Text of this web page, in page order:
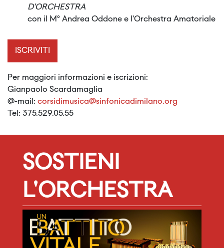
D’ORCHESTRA
con il M° Andrea Oddone e l’Orchestra Amatoriale
ISCRIVITI
Per maggiori informazioni e iscrizioni:
Gianpaolo Scardamaglia
@-mail: corsidimusica@sinfonicadimilano.org
Tel: 375.529.05.55
SOSTIENI
L'ORCHESTRA